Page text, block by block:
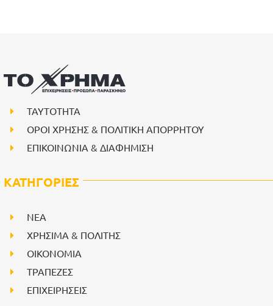
ΤΑΥΤΟΤΗΤΑ
ΟΡΟΙ ΧΡΗΣΗΣ & ΠΟΛΙΤΙΚΗ ΑΠΟΡΡΗΤΟΥ
ΕΠΙΚΟΙΝΩΝΙΑ & ΔΙΑΦΗΜΙΣΗ
ΚΑΤΗΓΟΡΙΕΣ
NEA
ΧΡΗΣΙΜΑ & ΠΟΛΙΤΗΣ
ΟΙΚΟΝΟΜΙΑ
ΤΡΑΠΕΖΕΣ
ΕΠΙΧΕΙΡΗΣΕΙΣ